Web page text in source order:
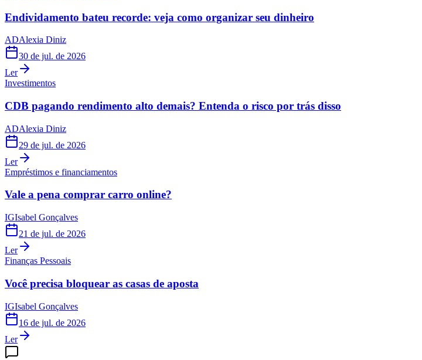
Endividamento bateu recorde: veja como organizar seu dinheiro
ADAlexia Diniz
30 de jul. de 2026
Ler
Investimentos
CDB pagando rendimento alto demais? Entenda o risco por trás disso
ADAlexia Diniz
29 de jul. de 2026
Ler
Empréstimos e financiamentos
Vale a pena comprar carro online?
IGIsabel Gonçalves
21 de jul. de 2026
Ler
Finanças Pessoais
Você precisa bloquear as casas de aposta
IGIsabel Gonçalves
16 de jul. de 2026
Ler